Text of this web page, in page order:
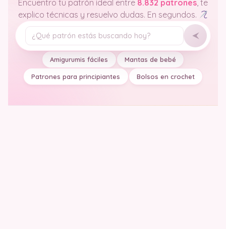
Encuentro tu patrón ideal entre 8.832 patrones , te
explico técnicas y resuelvo dudas. En segundos.
Tu pregunta
Amigurumis fáciles Mantas de bebé
Patrones para principiantes Bolsos en crochet